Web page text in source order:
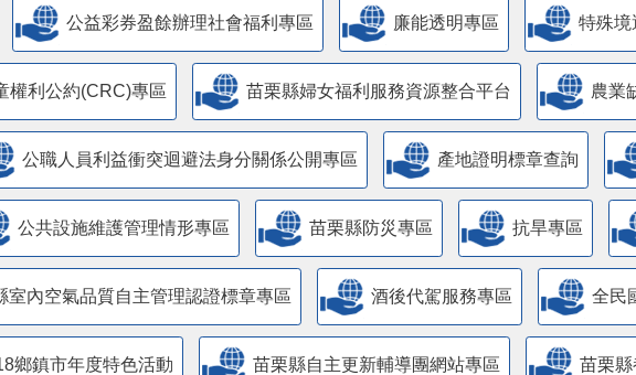
公益彩券盈餘辦理社會福利專區 廉能透明專區 特殊境
權利公約(CRC)專區 苗栗縣婦女福利服務資源整合平台 農業
公職人員利益衝突迴避法身分關係公開專區 產地證明標章查詢
​公共設施維護管理情形專區 苗栗縣防災專區 抗旱專區
室內空氣品質自主管理認證標章專區 酒後代駕服務專區 全民
鄉鎮市年度特色活動 苗栗縣自主更新輔導團網站專區 苗栗